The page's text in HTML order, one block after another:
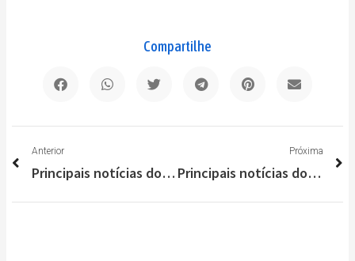
Compartilhe
Anterior
Principais notícias do Brasil e do Mundo nesta segunda-feira (31/01)
Próxima
Principais notícias do Brasil e do Mundo nesta segunda-feira (07/02)